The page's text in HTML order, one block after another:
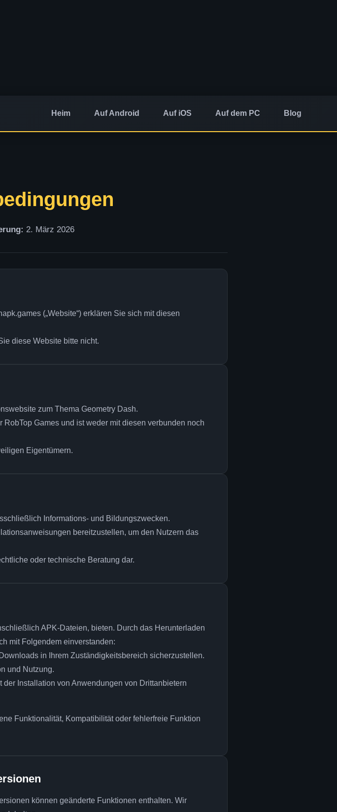
Heim Auf Android Auf iOS Auf dem PC Blog
2. März 2026
(„Website“) erklären Sie sich mit diesen
diese Website bitte nicht.
zum Thema Geometry Dash.
Games und ist weder mit diesen verbunden noch
Eigentümern.
Informations- und Bildungszwecken.
bereitzustellen, um den Nutzern das
oder technische Beratung dar.
APK-Dateien, bieten. Durch das Herunterladen
mit Folgendem einverstanden:
in Ihrem Zuständigkeitsbereich sicherzustellen.
und Nutzung.
Installation von Anwendungen von Drittanbietern
Funktionalität, Kompatibilität oder fehlerfreie Funktion
können geänderte Funktionen enthalten. Wir